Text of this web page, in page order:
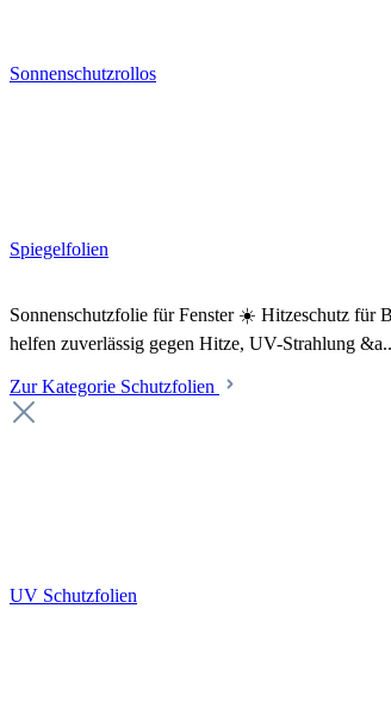
Sonnenschutzrollos
Spiegelfolien
Sonnenschutzfolie für Fenster ☀️ Hitzeschutz für
helfen zuverlässig gegen Hitze, UV-Strahlung
Zur Kategorie Schutzfolien
UV Schutzfolien